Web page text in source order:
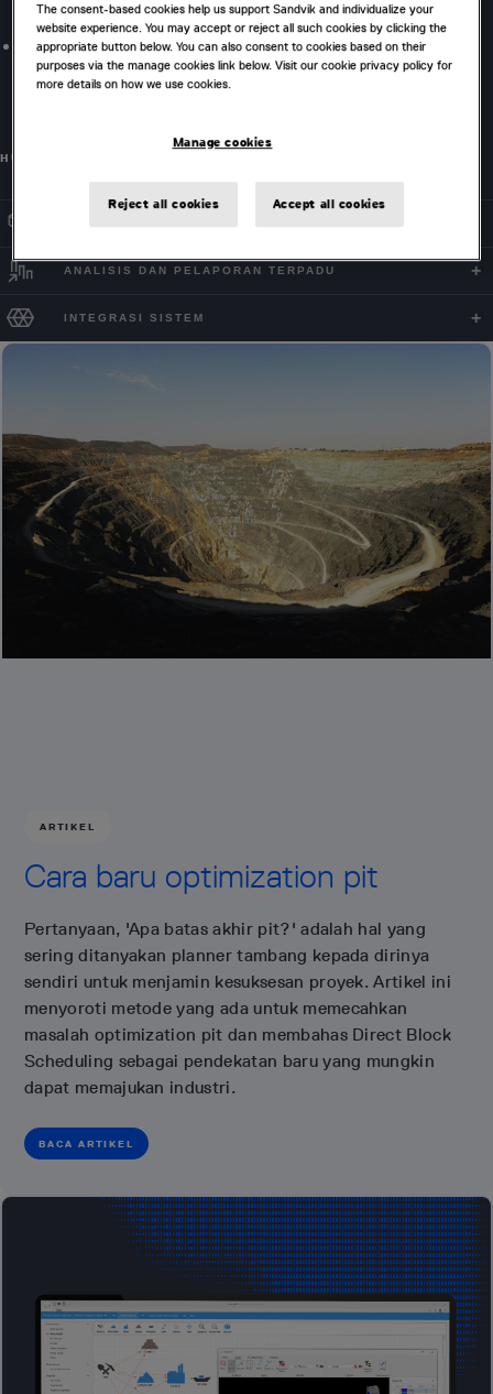
mencakup horizon perencanaan taktis dan strategis.
Mempertimbangkan secara simultan penambangan,
trucking, stockpiling, pemrosesan, logistik, blending,
HUBUNGI KAMI
ANALISIS DAN PELAPORAN TERPADU
INTEGRASI SISTEM
ARTIKEL
Cara baru optimization pit
Pertanyaan, 'Apa batas akhir pit?' adalah hal yang
sering ditanyakan planner tambang kepada dirinya
sendiri untuk menjamin kesuksesan proyek. Artikel ini
menyoroti metode yang ada untuk memecahkan
masalah optimization pit dan membahas Direct Block
Scheduling sebagai pendekatan baru yang mungkin
dapat memajukan industri.
BACA ARTIKEL
The consent-based cookies help us support Sandvik and individualize your
website experience. You may accept or reject all such cookies by clicking the
appropriate button below. You can also consent to cookies based on their
purposes via the manage cookies link below. Visit our cookie privacy policy for
more details on how we use cookies.
Manage cookies
Reject all cookies Accept all cookies